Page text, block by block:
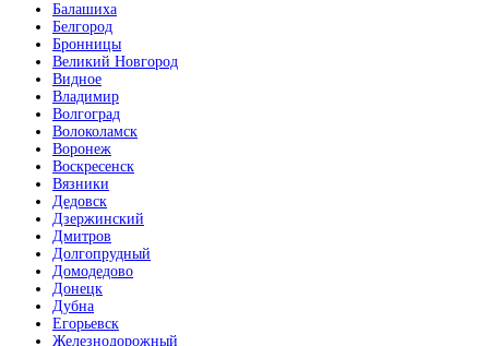
Балашиха
Белгород
Бронницы
Великий Новгород
Видное
Владимир
Волгоград
Волоколамск
Воронеж
Воскресенск
Вязники
Дедовск
Дзержинский
Дмитров
Долгопрудный
Домодедово
Донецк
Дубна
Егорьевск
Железнодорожный